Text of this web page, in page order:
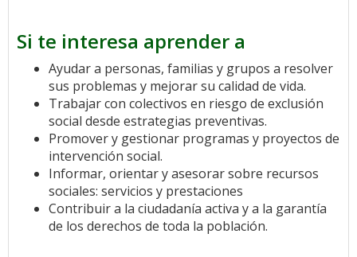
Si te interesa aprender a
Ayudar a personas, familias y grupos a resolver
sus problemas y mejorar su calidad de vida.
Trabajar con colectivos en riesgo de exclusión
social desde estrategias preventivas.
Promover y gestionar programas y proyectos de
intervención social.
Informar, orientar y asesorar sobre recursos
sociales: servicios y prestaciones
Contribuir a la ciudadanía activa y a la garantía
de los derechos de toda la población.